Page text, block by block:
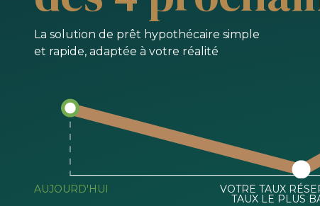
La solution de prêt hypothécaire simple
et rapide, adaptée à votre réalité
AUJOURD'HUI VOTRE TAUX
TAUX LE PLUS